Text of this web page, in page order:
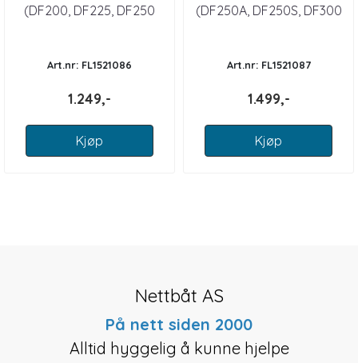
(DF200, DF225, DF250
Art.nr: FL1521086
1.249,-
Kjøp
(DF250A, DF250S, DF300
Art.nr: FL1521087
1.499,-
Kjøp
Nettbåt AS
På nett siden 2000
Alltid hyggelig å kunne hjelpe